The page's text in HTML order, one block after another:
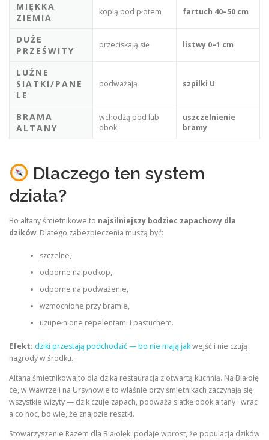
MIĘKKA
ZIEMIA
kopią pod płotem fartuch 40–50 cm
DUŻE
PRZEŚWITY
przeciskają się listwy 0–1 cm
LUŹNE
SIATKI/PANE
LE
podważają szpilki U
BRAMA
ALTANY
wchodzą pod lub
obok
uszczelnienie
bramy
Dlaczego ten system
działa?
Bo altany śmietnikowe to najsilniejszy bodziec zapachowy dla
dzików. Dlatego zabezpieczenia muszą być:
szczelne,
odporne na podkop,
odporne na podważenie,
wzmocnione przy bramie,
uzupełnione repelentami i pastuchem.
Efekt: dziki przestają podchodzić — bo nie mają jakwejść i nie czują
nagrody w środku.
Altana śmietnikowa to dla dzika restauracja z otwartą kuchnią. Na Białołę
ce, w Wawrze i na Ursynowie to właśnie przy śmietnikach zaczynają się
wszystkie wizyty — dzik czuje zapach, podważa siatkę obok altany i wrac
a co noc, bo wie, że znajdzie resztki.
Stowarzyszenie Razem dla Białołęki podaje wprost, że populacja dzików